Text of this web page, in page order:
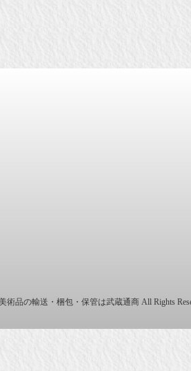
品の輸送・梱包・保管は武蔵通商 All Rights